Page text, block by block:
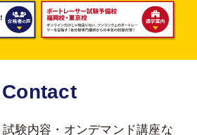
Contact
験内容・オンデマンド講座な